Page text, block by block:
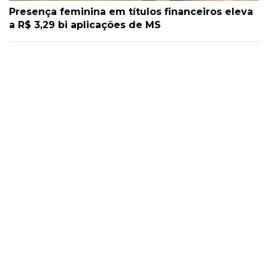
Presença feminina em títulos financeiros eleva
a R$ 3,29 bi aplicações de MS